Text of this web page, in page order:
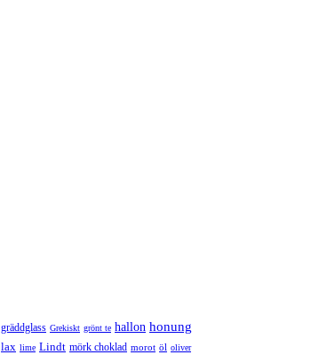
gräddglass Grekiskt grönt te hallon honung
lax lime Lindt mörk choklad morot öl oliver